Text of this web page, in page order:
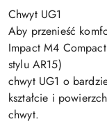
Chwyt UG1
Aby przenieść
Impact M4
stylu AR15)
chwyt UG1 o
kształcie i
chwyt.